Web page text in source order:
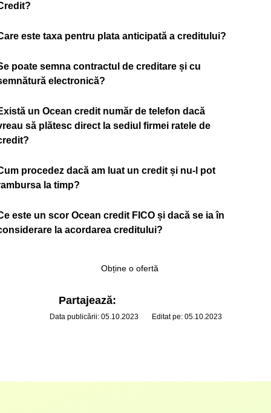
este taxa pentru plata anticipată a creditului?
poate semna contractul de creditare și cu
electronică?
un Ocean credit număr de telefon dacă
să plătesc direct la sediul firmei ratele de
procedez dacă am luat un credit și nu-l pot
la timp?
este un scor Ocean credit FICO și dacă se ia în
la acordarea creditului?
Obține o ofertă
Partajează:
Data publicării: 05.10.2023 Editat pe: 05.10.2023